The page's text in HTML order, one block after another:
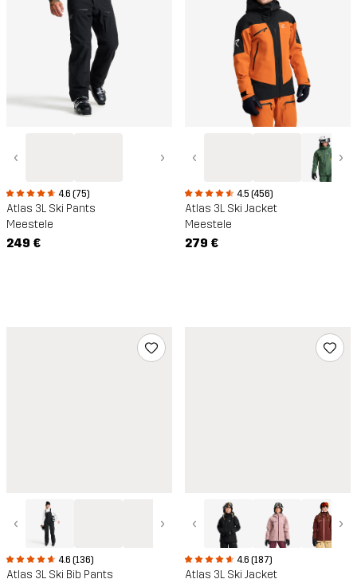
‹ ›
4.6 (75)
Atlas 3L Ski Pants
Meestele
249 €
‹ ›
4.5 (456)
Atlas 3L Ski Jacket
Meestele
279 €
‹ ›
4.6 (136)
Atlas 3L Ski Bib Pants
‹ ›
4.6 (187)
Atlas 3L Ski Jacket